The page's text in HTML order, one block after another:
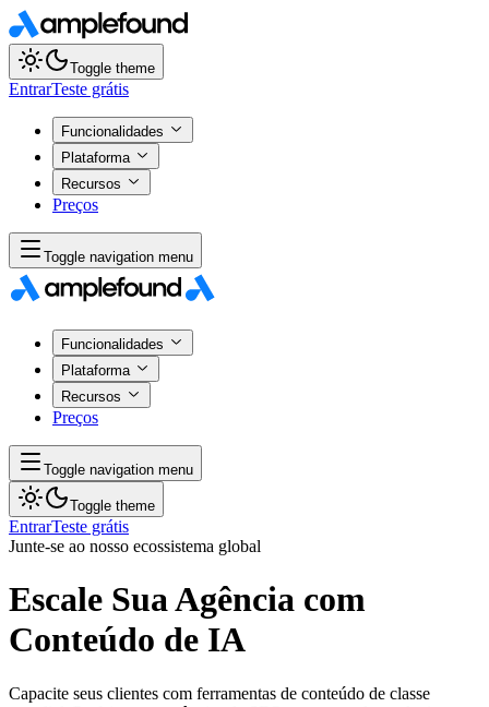
Toggle theme
EntrarTeste grátis
Funcionalidades
Plataforma
Recursos
Preços
Toggle navigation menu
Funcionalidades
Plataforma
Recursos
Preços
Toggle navigation menu
Toggle theme
EntrarTeste grátis
Junte-se ao nosso ecossistema global
Escale SuaAgência com
Conteúdo de IA
Capacite seus clientes com ferramentas de conteúdo de classe